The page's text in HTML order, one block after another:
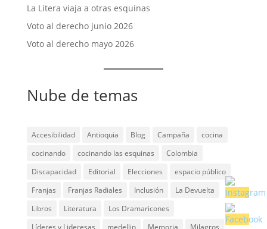
La Litera viaja a otras esquinas
Voto al derecho junio 2026
Voto al derecho mayo 2026
Nube de temas
Accesibilidad Antioquia Blog Campaña
cocina
cocinando
cocinando las esquinas
Colombia
Discapacidad
Editorial Elecciones
espacio público
Franjas
Franjas Radiales Inclusión
La Devuelta
Libros
Literatura
Los Dramaricones
Líderes y Lideresas
medellin Memoria
Milagros